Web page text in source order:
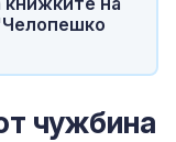
чужбина